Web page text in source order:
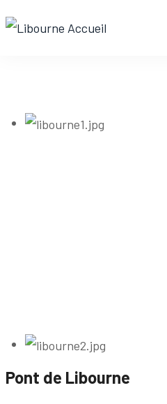
Pont de Libourne